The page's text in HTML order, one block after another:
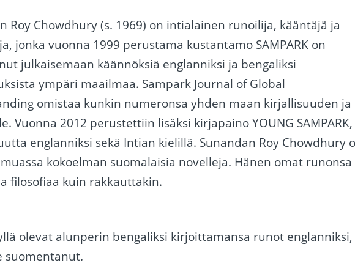
Roy Chowdhury (s. 1969) on intialainen runoilija, kääntäjä ja
jonka vuonna 1999 perustama kustantamo SAMPARK on
julkaisemaan käännöksiä englanniksi ja bengaliksi
ympäri maailmaa. Sampark Journal of Global
omistaa kunkin numeronsa yhden maan kirjallisuuden ja
Vuonna 2012 perustettiin lisäksi kirjapaino YOUNG SAMPARK,
englanniksi sekä Intian kielillä. Sunandan Roy Chowdhury
kokoelman suomalaisia novelleja. Hänen omat runonsa
filosofiaa kuin rakkauttakin.
olevat alunperin bengaliksi kirjoittamansa runot englanniksi,
suomentanut.